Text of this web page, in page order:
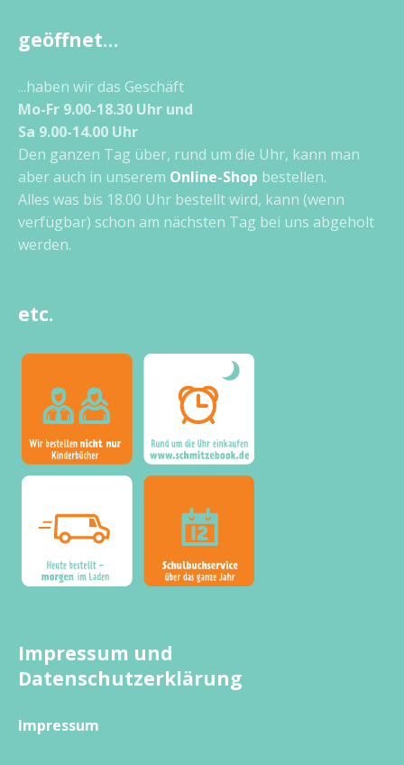
geöffnet…
...haben wir das Geschäft
Mo-Fr 9.00-18.30 Uhr und
Sa 9.00-14.00 Uhr
Den ganzen Tag über, rund um die Uhr, kann man
aber auch in unserem Online-Shop bestellen.
Alles was bis 18.00 Uhr bestellt wird, kann (wenn
verfügbar) schon am nächsten Tag bei uns abgeholt
werden.
etc.
Impressum und
Datenschutzerklärung
Impressum